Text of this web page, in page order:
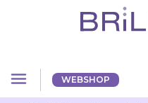
menu WEBSHOP